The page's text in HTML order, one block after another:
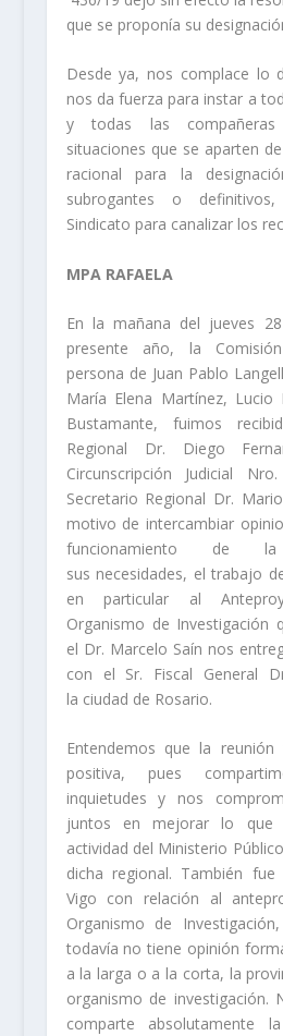
que se proponía su
Desde ya, nos complace lo
nos da fuerza para instar a
y todas las
situaciones que se aparten
racional para la
subrogantes o
Sindicato para canalizar los
MPA RAFAELA
En la mañana del jueves
presente año, la
persona de Juan Pablo
María Elena Martínez, Lucio
Bustamante, fuimos
Regional Dr. Diego
Circunscripción Judicial
Secretario Regional Dr.
motivo de intercambiar
funcionamiento de
sus necesidades, el trabajo
en particular al
Organismo de Investigación
el Dr. Marcelo Saín nos
con el Sr. Fiscal General
la ciudad de Rosario.
Entendemos que la reunión
positiva, pues
inquietudes y nos
juntos en mejorar lo que
actividad del Ministerio
dicha regional. También
Vigo con relación al
Organismo de
todavía no tiene opinión
a la larga o a la corta, la
organismo de investigación.
comparte absolutamente